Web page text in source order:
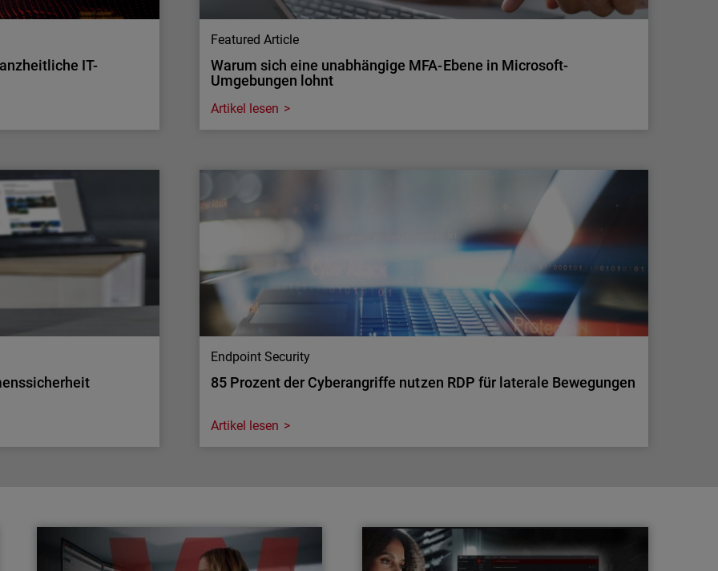
IT-
IT-
Daten im Internet
Herausforderung,
Featured Article
Warum sich eine unabhängige MFA-Ebene in Microsoft-
Umgebungen lohnt
Warum sich eine unabhängige MFA-Ebene in Microsoft-
Identitätsverwaltung ist für viele KMU zur Schwachstelle geworden. Externe
MFA gibt MSP die Kontrolle zurück und schafft einen Service mit echtem
Mehrwert.
Artikel lesen
Geräte haben
in Unternehmen
Endpoint Security
85 Prozent der Cyberangriffe nutzen RDP für laterale Bewegungen
wie Sie Angreifern auf die Schliche kommen, bevor es zu spät ist.
Artikel lesen